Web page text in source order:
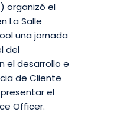
organizó el
La Salle
una jornada
del
el desarrollo e
de Cliente
el
Officer.